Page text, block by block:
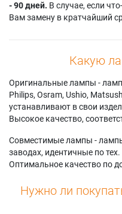
- 90 дней. В случае, если
Вам замену в кратчайший
Какую
Оригинальные лампы -
Philips, Osram, Ushio,
устанавливают в свои
Высокое качество,
Совместимые лампы -
заводах, идентичные по
Оптимальное качество по
Нужно ли